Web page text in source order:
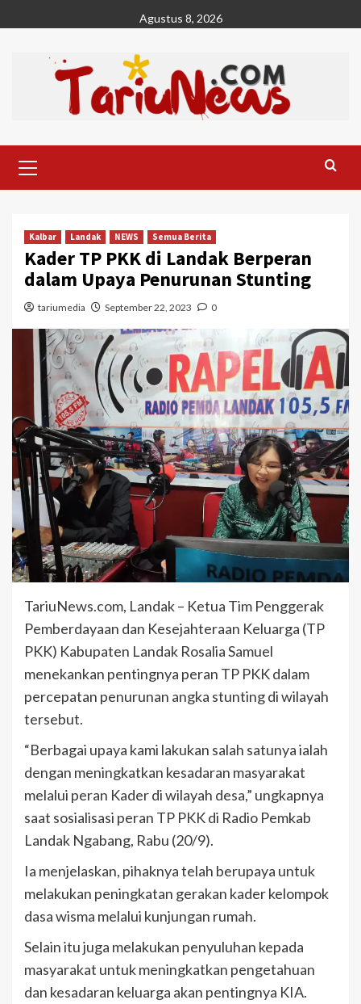
to
Agustus 8, 2026
Menu
Kalbar Landak NEWS Semua Berita
Kader TP PKK di Landak Berperan
dalam Upaya Penurunan Stunting
tariumedia September 22, 2023 0
TariuNews.com, Landak – Ketua Tim Penggerak
Pemberdayaan dan Kesejahteraan Keluarga (TP
PKK) Kabupaten Landak Rosalia Samuel
menekankan pentingnya peran TP PKK dalam
percepatan penurunan angka stunting di wilayah
tersebut.
“Berbagai upaya kami lakukan salah satunya ialah
dengan meningkatkan kesadaran masyarakat
melalui peran Kader di wilayah desa,” ungkapnya
saat sosialisasi peran TP PKK di Radio Pemkab
Landak Ngabang, Rabu (20/9).
Ia menjelaskan, pihaknya telah berupaya untuk
melakukan peningkatan gerakan kader kelompok
dasa wisma melalui kunjungan rumah.
Selain itu juga melakukan penyuluhan kepada
masyarakat untuk meningkatkan pengetahuan
dan kesadaran keluarga akan pentingnya KIA.